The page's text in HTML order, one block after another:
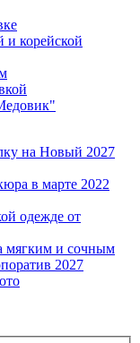
и корейской
на Новый 2027
в марте 2022
одежде от
мягким и сочным
2027